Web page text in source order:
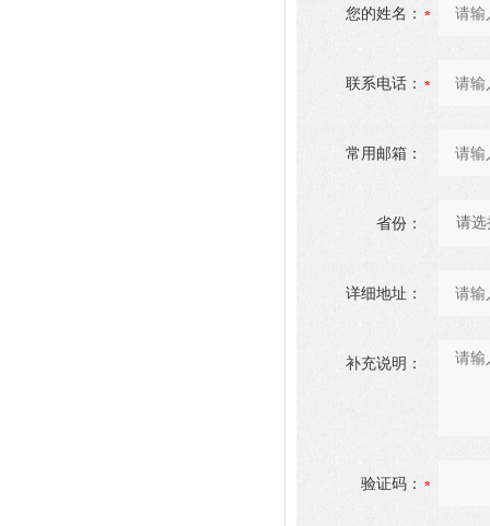
您的姓名：
联系电话：
常用邮箱：
省份：
详细地址：
补充说明：
验证码：